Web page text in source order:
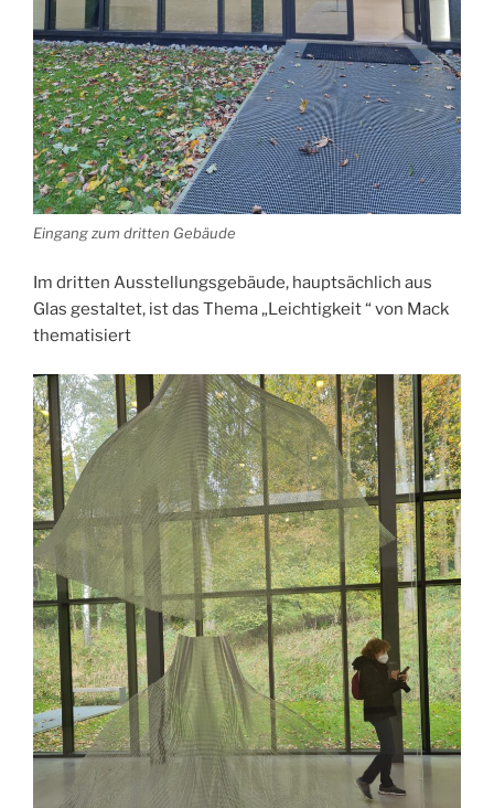
Eingang zum dritten Gebäude
Im dritten Ausstellungsgebäude, hauptsächlich aus
Glas gestaltet, ist das Thema „Leichtigkeit “ von Mack
thematisiert